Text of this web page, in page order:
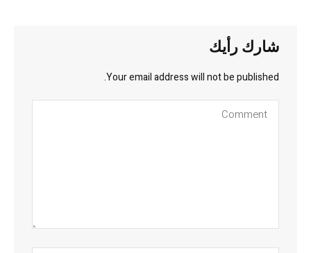
شارك رأيك
Your email address will not be published.